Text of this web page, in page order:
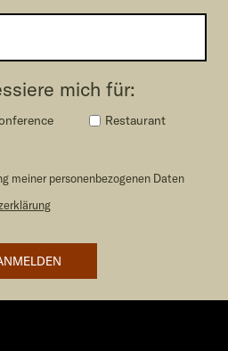
mich für:
Restaurant
meiner personenbezogenen Daten